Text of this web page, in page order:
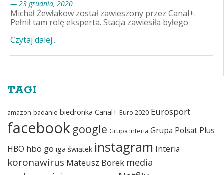
— 23 grudnia, 2020
Michał Żewłakow został zawieszony przez Canal+.
Pełnił tam rolę eksperta. Stacja zawiesiła byłego
Czytaj dalej...
TAGI
amazon badanie biedronka Canal+ Euro 2020 Eurosport
facebook google Grupa Interia Grupa Polsat Plus
HBO hbo go iga świątek instagram Interia
koronawirus Mateusz Borek media